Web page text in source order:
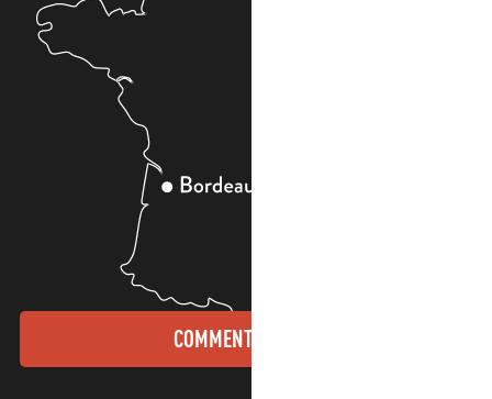
COMMENT VENIR ?